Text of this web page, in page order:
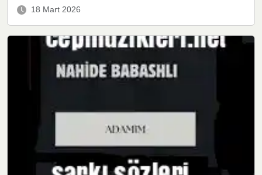
18 Mart 2026